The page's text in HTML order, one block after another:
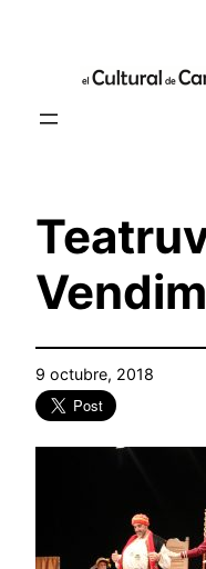
contenido
9 octubre, 2018